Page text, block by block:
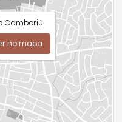
Camboriú
no mapa